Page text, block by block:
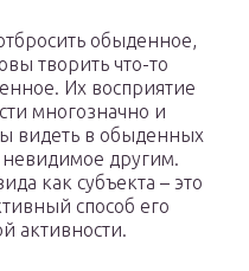
обыденное,
творить что-то
Их восприятие
многозначно и
видеть в обыденных
другим.
как субъекта – это
способ его
активности.